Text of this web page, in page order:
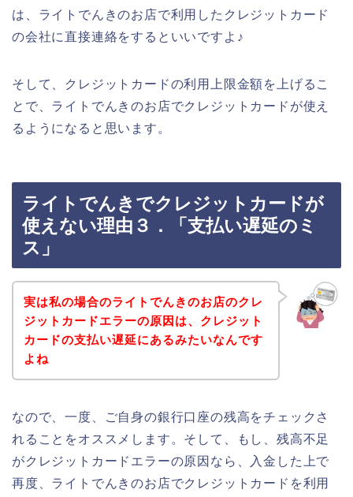
は、ライトでんきのお店で利用したクレジットカード
の会社に直接連絡をするといいですよ♪
そして、クレジットカードの利用上限金額を上げるこ
とで、ライトでんきのお店でクレジットカードが使え
るようになると思います。
ライトでんきでクレジットカードが
使えない理由３．「支払い遅延のミ
ス」
実は私の場合のライトでんきのお店のクレ
ジットカードエラーの原因は、クレジット
カードの支払い遅延にあるみたいなんです
よね
なので、一度、ご自身の銀行口座の残高をチェックさ
れることをオススメします。そして、もし、残高不足
がクレジットカードエラーの原因なら、入金した上で
再度、ライトでんきのお店でクレジットカードを利用